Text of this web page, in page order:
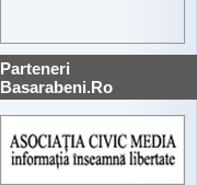
Parteneri
Basarabeni.Ro